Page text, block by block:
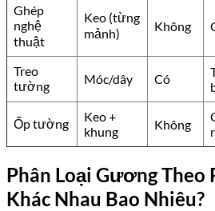
Ghép
nghệ
thuật
Keo (từng
mảnh)
Không
Treo
tường
Móc/dây Có
Ốp tường
Keo +
khung
Không
Phân Loại Gương Theo
Khác Nhau Bao Nhiêu?